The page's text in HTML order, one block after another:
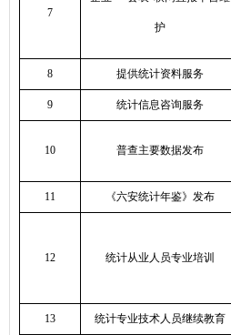
7
护
8 提供统计资料服务
9 统计信息咨询服务
10 普查主要数据发布
11 《六安统计年鉴》发布
12 统计从业人员专业培训
13 统计专业技术人员继续教育